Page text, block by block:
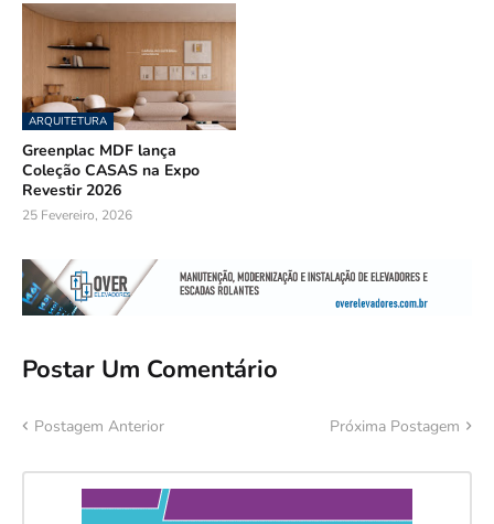
ARQUITETURA
Greenplac MDF lança
Coleção CASAS na Expo
Revestir 2026
25 Fevereiro, 2026
Postar Um Comentário
Postagem Anterior Próxima Postagem